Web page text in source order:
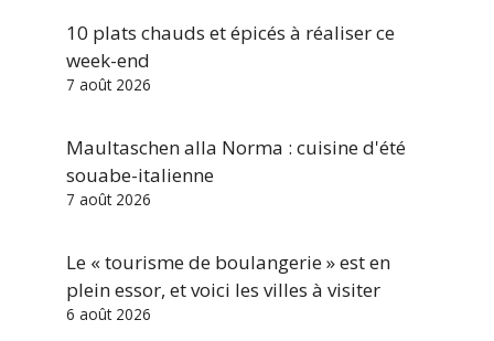
10 plats chauds et épicés à réaliser ce
week-end
7 août 2026
Maultaschen alla Norma : cuisine d'été
souabe-italienne
7 août 2026
Le « tourisme de boulangerie » est en
plein essor, et voici les villes à visiter
6 août 2026